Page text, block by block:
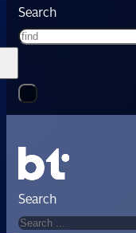
Search
Search